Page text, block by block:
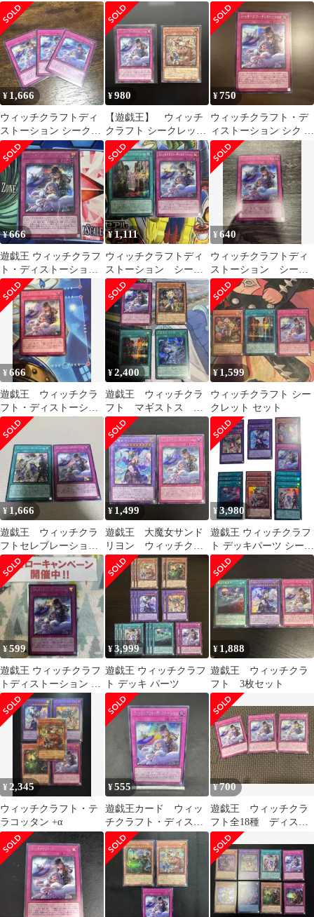
クレット シク
トリート ディストー
ション シークレット
¥ 1,666
ウィッチクラフトディ
ストーション シークレ
ット3枚
¥980
【遊戯王】 ウィッチ
クラフト シークレット
2枚セット
¥750
ウィッチクラフト・デ
ィストーション シク シ
ークレット 遊戯王
¥666
遊戯王 ウィッチクラフ
ト・ディストーション
シークレットレア
¥1,111
ウィッチクラフトディ
ストーション シーク
レット ウィッチクラ
フトバイストリート
¥640
ウィッチクラフトディ
ストーション シーク
レット
¥666
遊戯王 ウィッチクラ
フト・ディストーショ
ン シークレット
¥2,400
遊戯王 ウィッチクラ
フト マギストス シ
ークレット まとめ
¥1,599
ウィッチクラフト シー
クレット セット
¥ 1,666
遊戯王 ウィッチクラ
フトセレブレーショ
ン シークレット
¥ 1,499
遊戯王 大魔女サンド
リヨン ウィッチクラ
フト・ディストーショ
ン シークレットレア
¥3,980
遊戯王 ウィッチクラフ
ト デッキパーツ シーク
レット4 ウルトラ6 スー
パー6
¥599
遊戯王 ウィッチクラフ
トディストーション シ
ークレット
¥3,999
遊戯王 ウィッチクラフ
ト デッキ パーツ
¥ 1,888
遊戯王 ウィッチクラ
フト 3枚セット
¥2,345
ウィッチクラフト・テ
¥555
遊戯王カード ウィッ
チクラフト・ディスト
ーション シークレッ
トレア
¥700
遊戯王 ウィッチクラ
フト全18種 ディスト
ーション シークレッ
ト デッキパーツ